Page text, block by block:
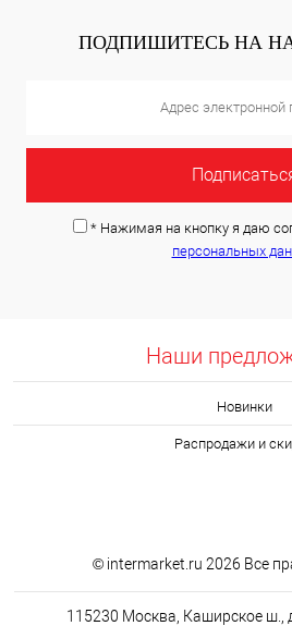
ПОДПИШИТЕСЬ НА
* Нажимая на кнопку я даю
персональных
Наши
Новинки
Распродажи и
© intermarket.ru 2026 Все
115230 Москва, Каширское ш.,